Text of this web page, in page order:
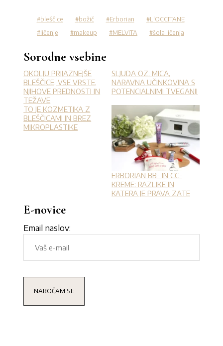
bleščice božič Erborian
L'OCCITANE
ličenje
makeup MELVITA šola ličenja
Sorodne vsebine
OKOLJU PRIJAZNEJŠE
BLEŠČICE, VSE VRSTE,
NJIHOVE PREDNOSTI IN
TEŽAVE
SLJUDA OZ. MICA,
NARAVNA UČINKOVINA S
POTENCIALNIMI TVEGANJI
TO JE KOZMETIKA Z
BLEŠČICAMI IN BREZ
MIKROPLASTIKE
ERBORIAN BB- IN CC-
KREME: RAZLIKE IN
KATERA JE PRAVA ZATE
E-novice
Email naslov: